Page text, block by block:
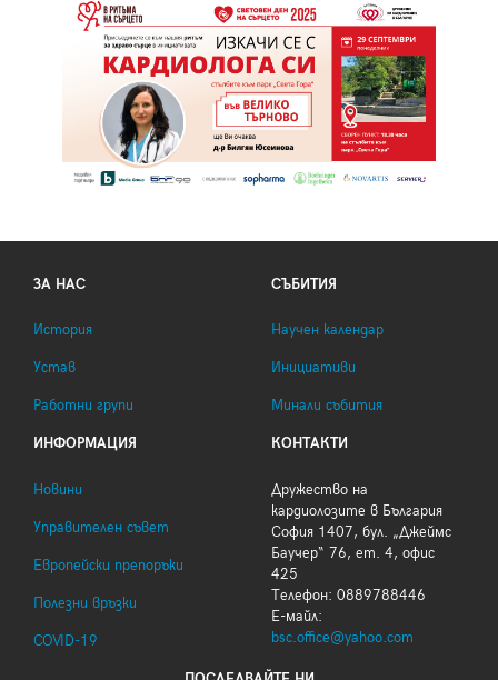
ЗА НАС
История
Устав
Работни групи
СЪБИТИЯ
Научен календар
Инициативи
Минали събития
ИНФОРМАЦИЯ
Новини
Управителен съвет
Европейски препоръки
Полезни връзки
COVID-19
КОНТАКТИ
Дружество на
кардиолозите в България
София 1407, бул. „Джеймс
Баучер“ 76, ет. 4, офис
425
Телефон: 0889788446
Е-майл:
bsc.office@yahoo.com